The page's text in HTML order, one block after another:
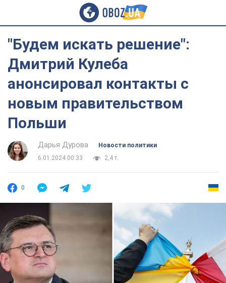
"Будем искать решение":
Дмитрий Кулеба
анонсировал контакты с
новым правительством
Польши
Дарья Дурова
Новости политики
6.01.2024 00:33
2,4 т.
0